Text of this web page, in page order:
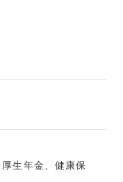
生年金、健康保